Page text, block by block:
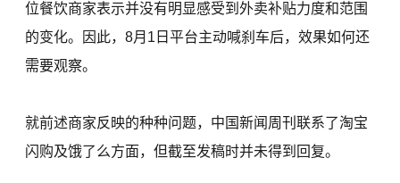
位餐饮商家表示并没有明显感受到外卖补贴力度和范围
的变化。因此，8月1日平台主动喊刹车后，效果如何还
需要观察。
就前述商家反映的种种问题，中国新闻周刊联系了淘宝
闪购及饿了么方面，但截至发稿时并未得到回复。